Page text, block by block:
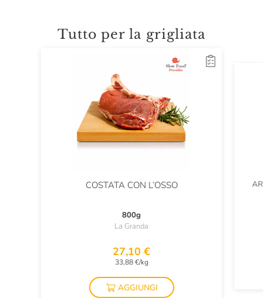
Tutto per la grigliata
COSTATA CON L’OSSO
800g
La Granda
27,10 €
33,88 €/kg
AGGIUNGI